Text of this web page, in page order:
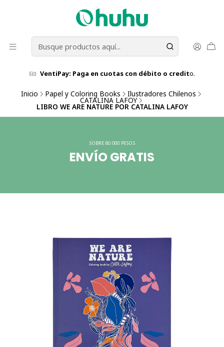
VentiPay: Paga en cuotas con débito o credito.
Inicio Papel y Coloring Books Ilustradores Chilenos
CATALINA LAFOY
LIBRO WE ARE NATURE POR CATALINA LAFOY
SOBRE 80.000 PESOS
ENVÍO GRATIS